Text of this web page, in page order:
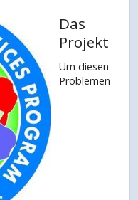
Das
Projekt
Um diesen
Problemen